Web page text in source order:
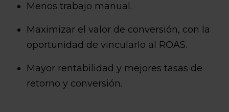
Menos trabajo manual.
Maximizar el valor de conversión, con la
oportunidad de vincularlo al ROAS.
Mayor rentabilidad y mejores tasas de
retorno y conversión.